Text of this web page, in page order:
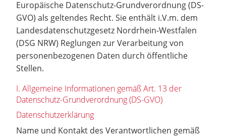
Europäische Datenschutz-Grundverordnung (DS-
GVO) als geltendes Recht. Sie enthält i.V.m. dem
Landesdatenschutzgesetz Nordrhein-Westfalen
(DSG NRW) Reglungen zur Verarbeitung von
personenbezogenen Daten durch öffentliche
Stellen.
I. Allgemeine Informationen gemäß Art. 13 der
Datenschutz-Grundverordnung (DS-GVO)
Datenschutzerklärung
Name und Kontakt des Verantwortlichen gemäß